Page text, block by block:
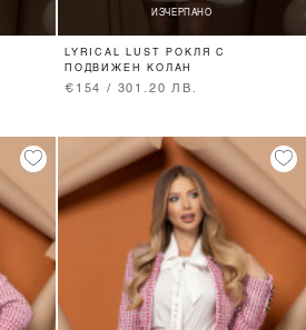
ИЗЧЕРПАНО
LYRICAL LUST РОКЛЯ С
ПОДВИЖЕН КОЛАН
€154 / 301.20 ЛВ.